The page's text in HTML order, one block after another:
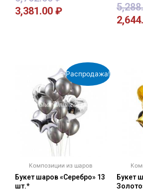
3,381.00 ₽
Распродажа!
Композиции из шаров
Букет шаров «Серебро» 13
шт.*
Букет